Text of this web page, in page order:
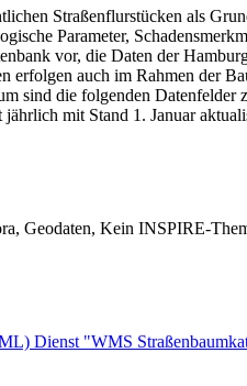
Straßenflurstücken als
Parameter,
vor, die Daten der
auch im Rahmen der
sind die folgenden
mit Stand 1. Januar
Geodaten, Kein INSPIRE-
Dienst "WMS